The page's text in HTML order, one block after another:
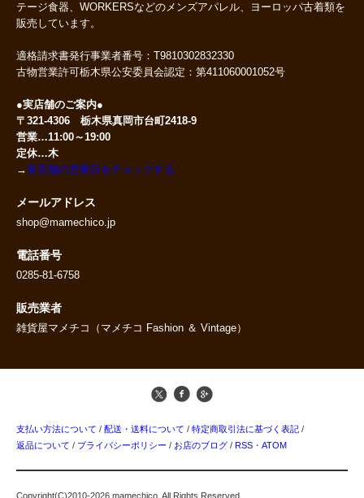
テージ食器、WORKERSなどのメンズアパレル、ヨーロッパ古着類を
販売しています。
適格請求書発行事業者番号：T9810302832330
古物営業許可栃木県公安委員会認定：第411060001052号
●実店舗のご案内●
〒321-4306 栃木県真岡市台町2418-9
営業…11:00～19:00
定休…木
→実店舗の営業日をチェックする
メールアドレス
shop@mamechico.jp
電話番号
0285-81-6758
販売業者
雑貨屋マメチコ（マメチコ Fashion ＆ Vintage）
支払い方法について / 配送・送料について / 特定商取引法に基づく表記 /
返品について / プライバシーポリシー / お店のブログ / RSS ・ ATOM
Copyright(C)2010-2026 mamechico. All Rights Reserved.